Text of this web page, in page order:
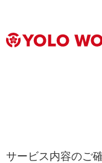
サービス内容のご